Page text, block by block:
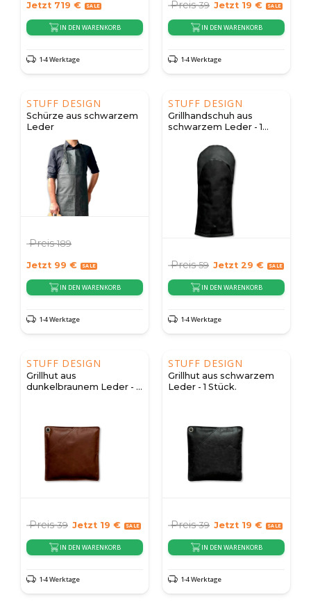
Jetzt 719 €
IN DEN WARENKORB
1-4 Werktage
Preis39 Jetzt 19 €
IN DEN WARENKORB
1-4 Werktage
STUFF DESIGN
Schürze aus schwarzem
Leder
Preis189
Jetzt 99 €
IN DEN WARENKORB
1-4 Werktage
STUFF DESIGN
Grillhandschuh aus
schwarzem Leder - 1
Preis59 Jetzt 29 €
IN DEN WARENKORB
1-4 Werktage
STUFF DESIGN
Grillhut aus
dunkelbraunem Leder - 1
Preis39 Jetzt 19 €
IN DEN WARENKORB
1-4 Werktage
STUFF DESIGN
Grillhut aus schwarzem
Leder - 1 Stück.
Preis39 Jetzt 19 €
IN DEN WARENKORB
1-4 Werktage